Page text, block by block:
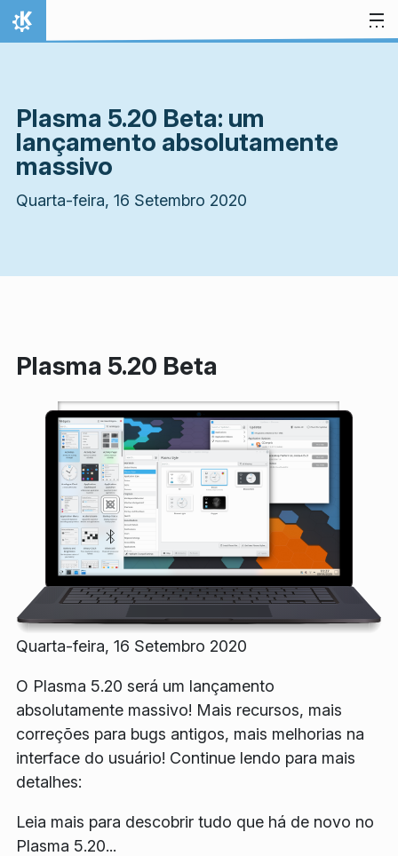
Ir para o conteúdo
Início
Plasma 5.20 Beta: um
lançamento absolutamente
massivo
Quarta-feira, 16 Setembro 2020
Plasma 5.20 Beta
Quarta-feira, 16 Setembro 2020
O Plasma 5.20 será um lançamento
absolutamente massivo! Mais recursos, mais
correções para bugs antigos, mais melhorias na
interface do usuário! Continue lendo para mais
detalhes:
Leia mais para descobrir tudo que há de novo no
Plasma 5.20...